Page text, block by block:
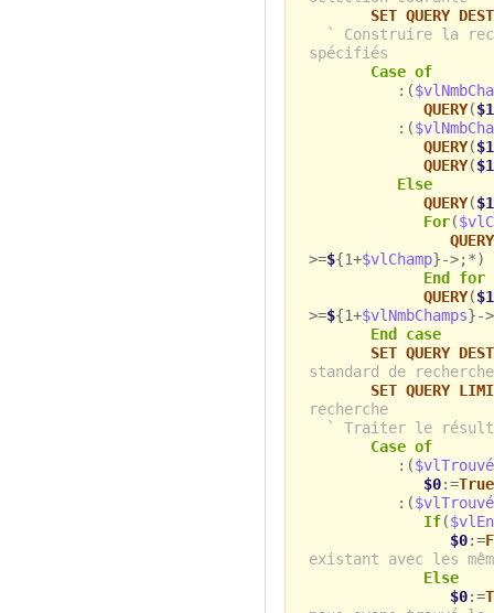
SET QUERY
` Construire la
spécifiés
Case of
:(
QUERY($1
:(
QUERY($1
QUERY($1
Else
QUERY($1
For(
QUERY
>=${1+$vlChamp}->;*)
End for
QUERY($1
>=${1+$vlNmbChamps}-
End case
SET QUERY
standard de recherche
SET QUERY
recherche
` Traiter le
Case of
:($vlTrouvé
$0:=True
:($vlTrouvé
If(
$0:=
existant avec les
Else
$0:=